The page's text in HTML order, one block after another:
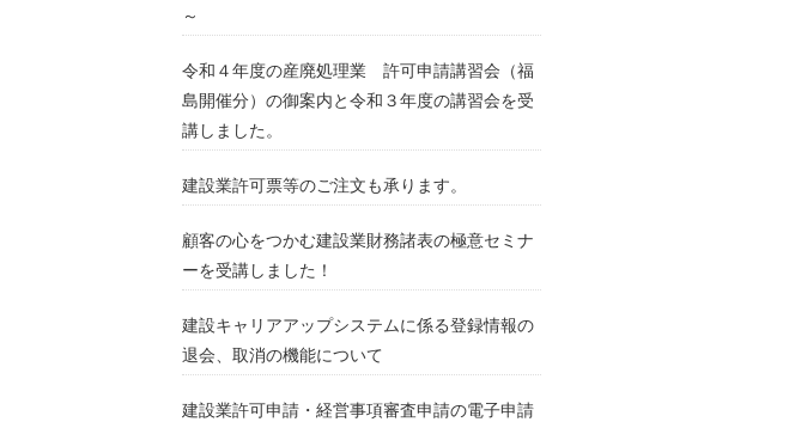
～
令和４年度の産廃処理業 許可申請講習会（福
島開催分）の御案内と令和３年度の講習会を受
講しました。
建設業許可票等のご注文も承ります。
顧客の心をつかむ建設業財務諸表の極意セミナ
ーを受講しました！
建設キャリアアップシステムに係る登録情報の
退会、取消の機能について
建設業許可申請・経営事項審査申請の電子申請